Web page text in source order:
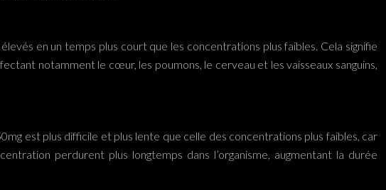
en un temps plus court que les concentrations plus faibles. Cela signifie
notamment le cœur, les poumons, le cerveau et les vaisseaux sanguins,
est plus difficile et plus lente que celle des concentrations plus faibles, car
perdurent plus longtemps dans l’organisme, augmentant la durée